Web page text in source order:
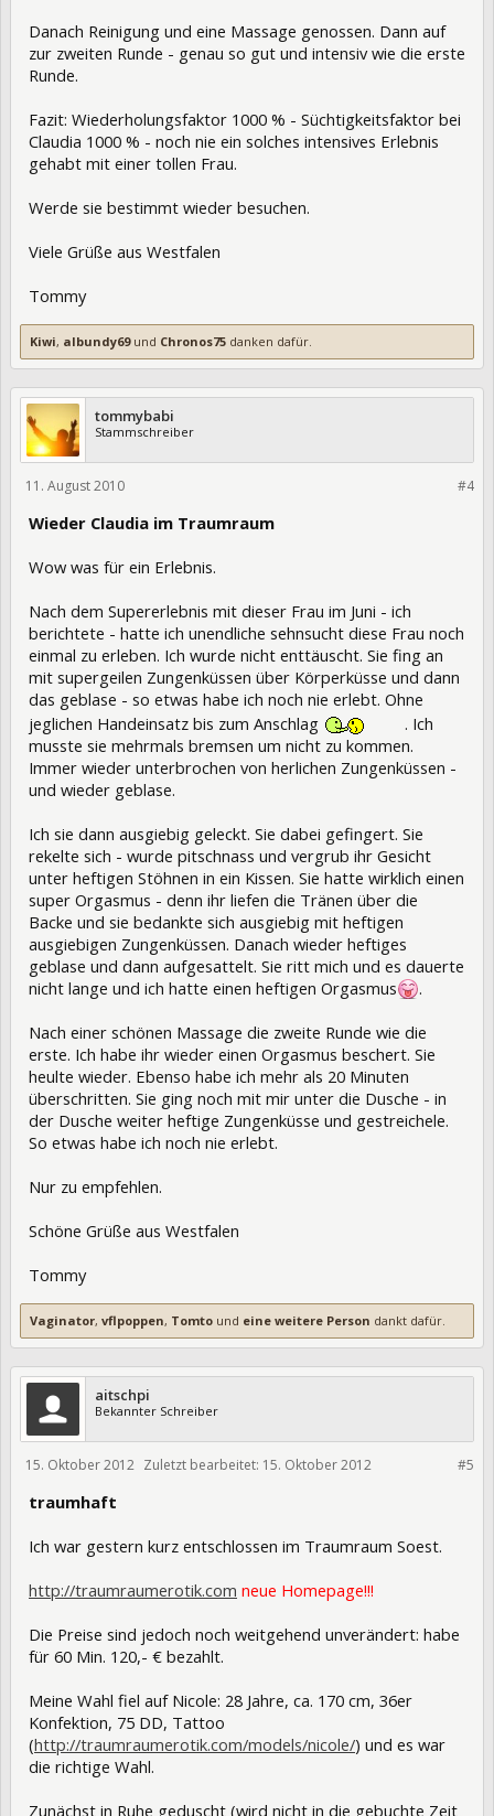
Danach Reinigung und eine Massage genossen. Dann auf
zur zweiten Runde - genau so gut und intensiv wie die erste
Runde.
Fazit: Wiederholungsfaktor 1000 % - Süchtigkeitsfaktor bei
Claudia 1000 % - noch nie ein solches intensives Erlebnis
gehabt mit einer tollen Frau.
Werde sie bestimmt wieder besuchen.
Viele Grüße aus Westfalen
Tommy
Kiwi, albundy69und Chronos75 danken dafür.
tommybabi
Stammschreiber
#4
11. August 2010
Wieder Claudia im Traumraum
Wow was für ein Erlebnis.
Nach dem Supererlebnis mit dieser Frau im Juni - ich
berichtete - hatte ich unendliche sehnsucht diese Frau noch
einmal zu erleben. Ich wurde nicht enttäuscht. Sie fing an
mit supergeilen Zungenküssen über Körperküsse und dann
das geblase - so etwas habe ich noch nie erlebt. Ohne
jeglichen Handeinsatz bis zum Anschlag
. Ich
musste sie mehrmals bremsen um nicht zu kommen.
Immer wieder unterbrochen von herlichen Zungenküssen -
und wieder geblase.
Ich sie dann ausgiebig geleckt. Sie dabei gefingert. Sie
rekelte sich - wurde pitschnass und vergrub ihr Gesicht
unter heftigen Stöhnen in ein Kissen. Sie hatte wirklich einen
super Orgasmus - denn ihr liefen die Tränen über die
Backe und sie bedankte sich ausgiebig mit heftigen
ausgiebigen Zungenküssen. Danach wieder heftiges
geblase und dann aufgesattelt. Sie ritt mich und es dauerte
nicht lange und ich hatte einen heftigen Orgasmus
.
Nach einer schönen Massage die zweite Runde wie die
erste. Ich habe ihr wieder einen Orgasmus beschert. Sie
heulte wieder. Ebenso habe ich mehr als 20 Minuten
überschritten. Sie ging noch mit mir unter die Dusche - in
der Dusche weiter heftige Zungenküsse und gestreichele.
So etwas habe ich noch nie erlebt.
Nur zu empfehlen.
Schöne Grüße aus Westfalen
Tommy
Vaginator, vflpoppen, Tomto und eine weitere Person dankt dafür.
aitschpi
Bekannter Schreiber
#5
15. Oktober 2012 Zuletzt bearbeitet: 15. Oktober 2012
traumhaft
Ich war gestern kurz entschlossen im Traumraum Soest.
http://traumraumerotik.com neue Homepage!!!
Die Preise sind jedoch noch weitgehend unverändert: habe
für 60 Min. 120,- € bezahlt.
Meine Wahl fiel auf Nicole: 28 Jahre, ca. 170 cm, 36er
Konfektion, 75 DD, Tattoo
(http://traumraumerotik.com/models/nicole/) und es war
die richtige Wahl.
Zunächst in Ruhe geduscht (wird nicht in die gebuchte Zeit